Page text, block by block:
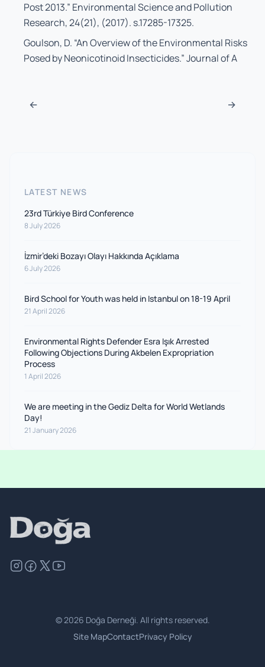
Post 2013.” Environmental Science and Pollution
Research, 24(21), (2017). s.17285-17325.
Goulson, D. “An Overview of the Environmental Risks
Posed by Neonicotinoid Insecticides.”Journal of A
Post navigation
← →
LATEST NEWS
23rd Türkiye Bird Conference
8 July 2026
İzmir’deki Bozayı Olayı Hakkında Açıklama
6 July 2026
Bird School for Youth was held in Istanbul on 18-19 April
21 April 2026
Environmental Rights Defender Esra Işık Arrested
Following Objections During Akbelen Expropriation
Process
1 April 2026
We are meeting in the Gediz Delta for World Wetlands
Day!
21 January 2026
©2026 Doğa Derneği. All rights reserved.
Site MapContactPrivacy Policy